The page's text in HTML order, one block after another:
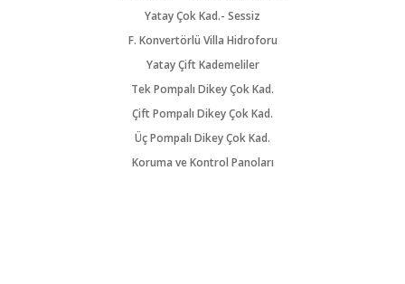
Yatay Çok Kad.- Sessiz
F. Konvertörlü Villa Hidroforu
Yatay Çift Kademeliler
Tek Pompalı Dikey Çok Kad.
Çift Pompalı Dikey Çok Kad.
Üç Pompalı Dikey Çok Kad.
Koruma ve Kontrol Panoları